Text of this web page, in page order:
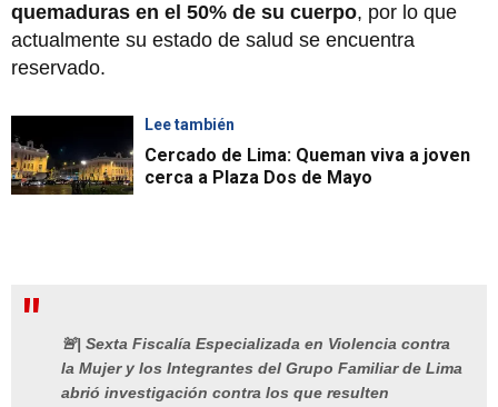
quemaduras en el 50% de su cuerpo, por lo que
actualmente su estado de salud se encuentra
reservado.
Lee también
Cercado de Lima: Queman viva a joven
cerca a Plaza Dos de Mayo
🚨| Sexta Fiscalía Especializada en Violencia contra
la Mujer y los Integrantes del Grupo Familiar de Lima
abrió investigación contra los que resulten